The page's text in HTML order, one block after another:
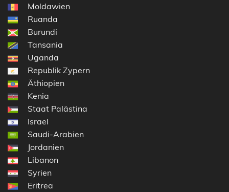
Moldawien
Ruanda
Burundi
Tansania
Uganda
Republik Zypern
Äthiopien
Kenia
Staat Palästina
Israel
Saudi-Arabien
Jordanien
Libanon
Syrien
Eritrea